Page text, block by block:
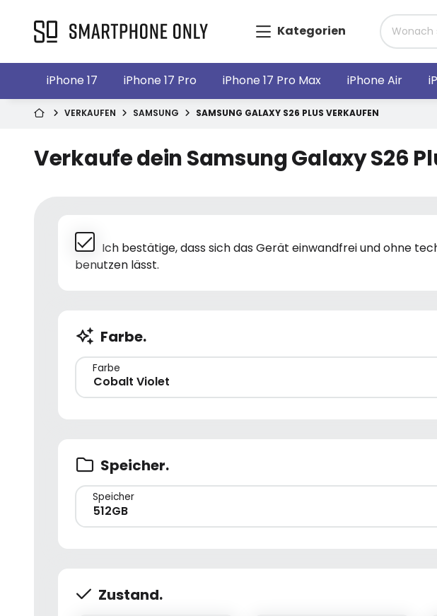
Kategorien
iPhone 17 iPhone 17 Pro iPhone 17 Pro Max iPhone Air
VERKAUFEN SAMSUNG SAMSUNG GALAXY S26 PLUS VERKAUFEN
Verkaufe dein Samsung Galaxy S26
Ich bestätige, dass sich das Gerät einwandfrei und ohne
benutzen lässt.
Farbe.
Farbe
Cobalt Violet
Speicher.
Speicher
512GB
Zustand.